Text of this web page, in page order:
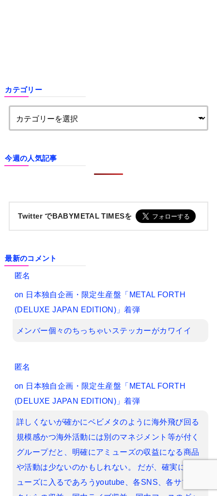
カテゴリー
今週の人気記事
Twitter でBABYMETAL TIMESを
最新のコメント
匿名
on 日本独自企画・限定生産盤「METAL FORTH
(DELUXE JAPAN EDITION)」着弾
メンバー個々のちっちゃいステッカーがカワイイ
匿名
on 日本独自企画・限定生産盤「METAL FORTH
(DELUXE JAPAN EDITION)」着弾
詳しくないが確かにベビメタのように海外飛び回る
規模感かつ海外活動には別のマネジメント等が付く
グループだと、明確にアミューズの収益になる商品
や活動は少ないのかもしれない。 だが、確実にアミ
ューズに入るであろうyoutube、各SNS、各サブス